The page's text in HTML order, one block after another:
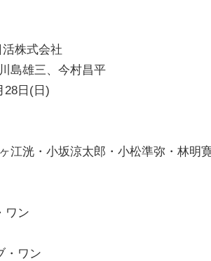
株式会社
島雄三、今村昌平
28日(日)
小坂涼太郎・小松準弥・林明寛
ワン
・ワン